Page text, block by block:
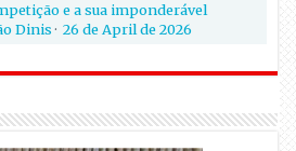
e a sua imponderável
Dinis·26 de April de 2026